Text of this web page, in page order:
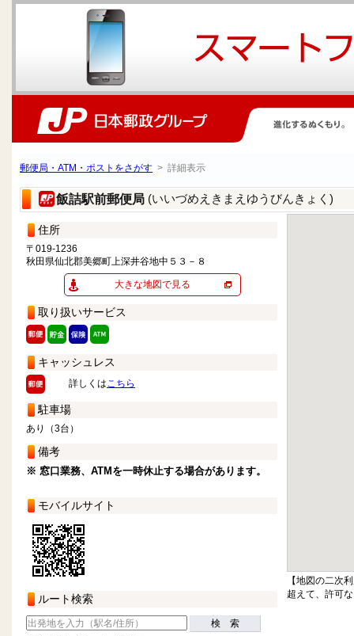
郵便局・ATM・ポストをさがす > 詳細表示
飯詰駅前郵便局 (いいづめえきまえゆうびんきょく)
住所
〒019-1236
秋田県仙北郡美郷町上深井谷地中５３－８
大きな地図で見る
取り扱いサービス
キャッシュレス
詳しくはこちら
駐車場
あり（3台）
備考
※ 窓口業務、ATMを一時休止する場合があります。
モバイルサイト
ルート検索
検 索
【地図の二次
超えて、許可